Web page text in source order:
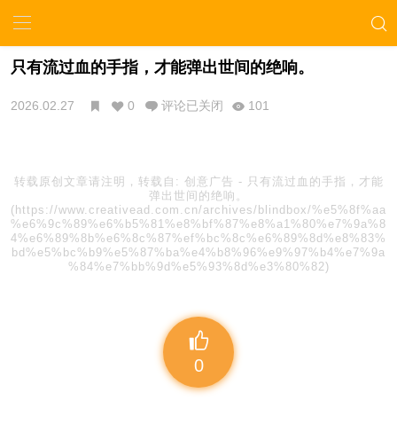
只有流过血的手指，才能弹出世间的绝响。
2026.02.27 0 评论已关闭 101
转载原创文章请注明，转载自: 创意广告 - 只有流过血的手指，才能
弹出世间的绝响。
(https://www.creativead.com.cn/archives/blindbox/%e5%8f%aa
%e6%9c%89%e6%b5%81%e8%bf%87%e8%a1%80%e7%9a%8
4%e6%89%8b%e6%8c%87%ef%bc%8c%e6%89%8d%e8%83%
bd%e5%bc%b9%e5%87%ba%e4%b8%96%e9%97%b4%e7%9a
%84%e7%bb%9d%e5%93%8d%e3%80%82)
0